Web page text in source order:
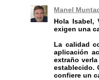
Manel
Hola Isabel,
exigen una
La calidad
aplicación
extraño
establecido.
confiere un